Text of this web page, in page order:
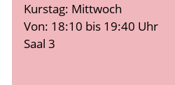
Kurstag: Mittwoch
Von: 18:10 bis 19:40 Uhr
Saal 3